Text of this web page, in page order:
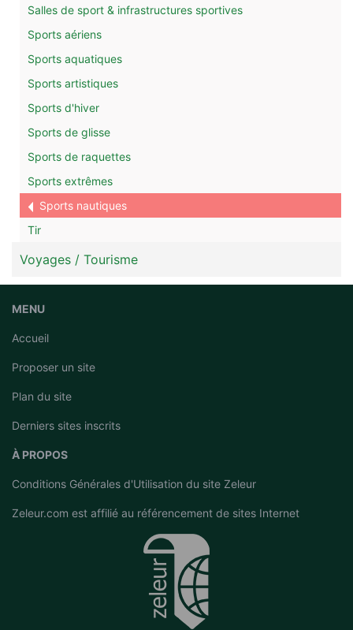
Salles de sport & infrastructures sportives
Sports aériens
Sports aquatiques
Sports artistiques
Sports d'hiver
Sports de glisse
Sports de raquettes
Sports extrêmes
Sports nautiques
Tir
Voyages / Tourisme
MENU
Accueil
Proposer un site
Plan du site
Derniers sites inscrits
À PROPOS
Conditions Générales d'Utilisation du site Zeleur
Zeleur.com est affilié au référencement de sites Internet